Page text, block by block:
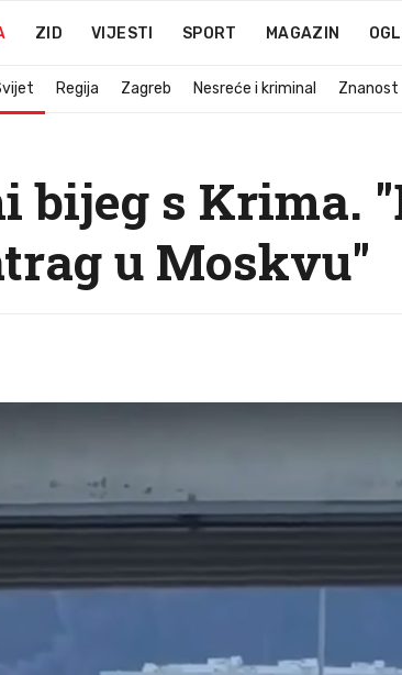
ZID VIJESTI SPORT MAGAZIN
Regija Zagreb Nesreće i kriminal Znanost
bijeg s Krima.
u Moskvu"